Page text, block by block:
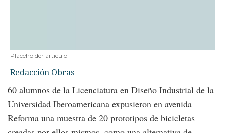
Placeholder articulo
Redacción Obras
60 alumnos de la Licenciatura en Diseño Industrial de la
Universidad Iberoamericana expusieron en avenida
Reforma una muestra de 20 prototipos de bicicletas